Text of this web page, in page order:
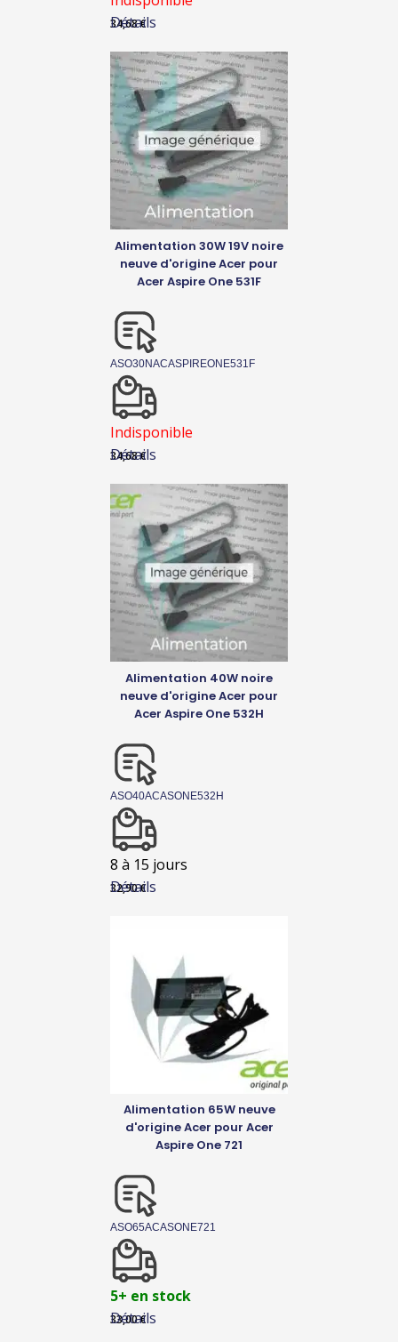
Détails
34,68€
Détails
Alimentation 30W 19V noire
neuve d'origine Acer pour
Acer Aspire One 531F
ASO30NACASPIREONE531F
Indisponible
34,68€
Détails
Alimentation 40W noire
neuve d'origine Acer pour
Acer Aspire One 532H
ASO40ACASONE532H
8 à 15 jours
32,90€
Détails
Alimentation 65W neuve
d'origine Acer pour Acer
Aspire One 721
ASO65ACASONE721
5+ en stock
33,00€